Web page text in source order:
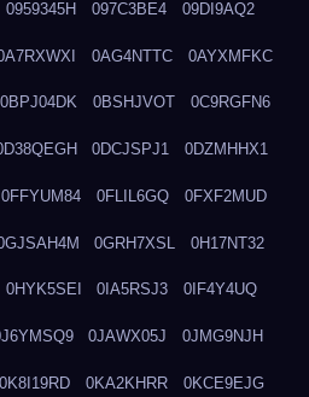
0959345H 097C3BE4 09DI9AQ2
0AG4NTTC 0AYXMFKC
0BPJ04DK 0BSHJVOT 0C9RGFN6
0DCJSPJ1 0DZMHHX1
0FFYUM84 0FLIL6GQ 0FXF2MUD
0GRH7XSL 0H17NT32
0HYK5SEI 0IA5RSJ3 0IF4Y4UQ
0JAWX05J 0JMG9NJH
0K8I19RD 0KA2KHRR 0KCE9EJG